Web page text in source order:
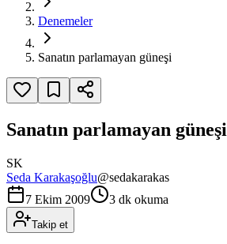
Denemeler
Sanatın parlamayan güneşi
Sanatın parlamayan güneşi
SK
Seda Karakaşoğlu@sedakarakas
7 Ekim 2009
3 dk okuma
Takip et